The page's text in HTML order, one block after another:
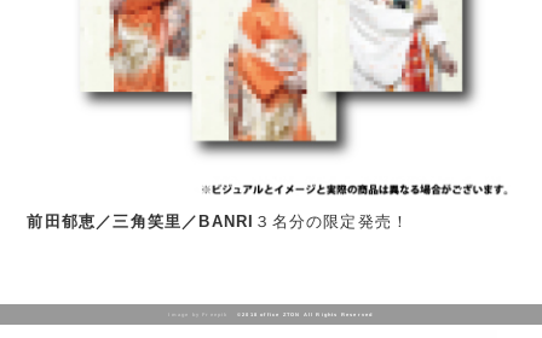
前田郁恵／三角笑里／BANRI ３名分の限定発売！
Image by Freepik ©2018 office ZTON All Rights Reserved